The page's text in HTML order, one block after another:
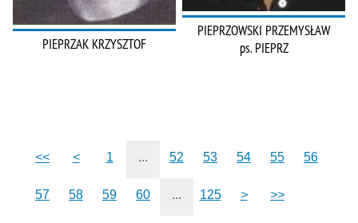
PIEPRZAK KRZYSZTOF
PIEPRZOWSKI PRZEMYSŁAW
ps. PIEPRZ
<< < 1 ... 52 53 54 55 56
57 58 59 60 ... 125 > >>